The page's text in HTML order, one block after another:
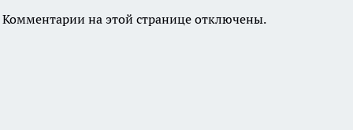
Комментарии на этой странице отключены.